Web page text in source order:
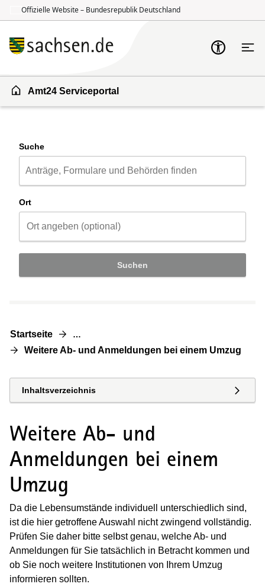
Offizielle Website – Bundesrepublik Deutschland
Amt24 Serviceportal
Suche
Ort
Suchen
Startseite …
Weitere Ab- und Anmeldungen bei einem Umzug
Inhaltsverzeichnis
Weitere Ab- und
Anmeldungen bei einem
Umzug
Da die Lebensumstände individuell unterschiedlich sind,
ist die hier getroffene Auswahl nicht zwingend vollständig.
Prüfen Sie daher bitte selbst genau, welche Ab- und
Anmeldungen für Sie tatsächlich in Betracht kommen und
ob Sie noch weitere Institutionen von Ihrem Umzug
informieren sollten.